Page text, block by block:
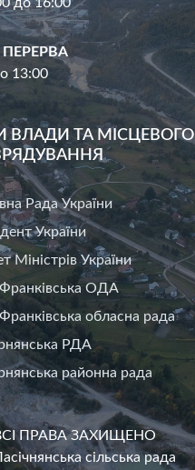
до 16:00
13:00
ВЛАДИ ТА МІСЦЕВОГО
Рада України
України
Міністрів України
Франківська ОДА
обласна рада
РДА
районна рада
ПРАВА ЗАХИЩЕНО
сільська рада